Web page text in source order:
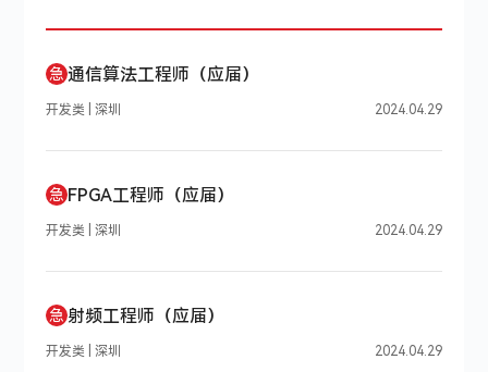
急 通信算法工程师（应届）
开发类 | 深圳 2024.04.29
急 FPGA工程师（应届）
开发类 | 深圳 2024.04.29
急 射频工程师（应届）
开发类 | 深圳 2024.04.29